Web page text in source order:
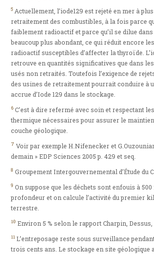
5 Actuellement, l’iode129 est rejeté en mer à
retraitement des combustibles, à la fois parce
faiblement radioactif et parce qu’il se dilue dans
beaucoup plus abondant, ce qui réduit encore
radioactif susceptibles d’affecter la thyroïde.
retrouve en quantités significatives que dans
usés non retraités. Toutefois l’exigence de
des usines de retraitement pourrait conduire à
accrue d’Iode 129 dans le stockage.
6 C’est à dire refermé avec soin et respectant
thermique nécessaires pour assurer le
couche géologique.
7 Voir par exemple H.Nifenecker et
demain » EDP Sciences 2005 p. 429 et seq.
8 Groupement Intergouvernemental d’Étude du
9 On suppose que les déchets sont enfouis à 500
profondeur et on calcule l’activité du premier
terrestre.
10 Environ 5 % selon le rapport Charpin,
11 L’entreposage reste sous surveillance
trois cents ans. Le stockage en site géologique